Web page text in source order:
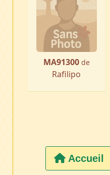
MA91300 de
Rafilipo
Accueil